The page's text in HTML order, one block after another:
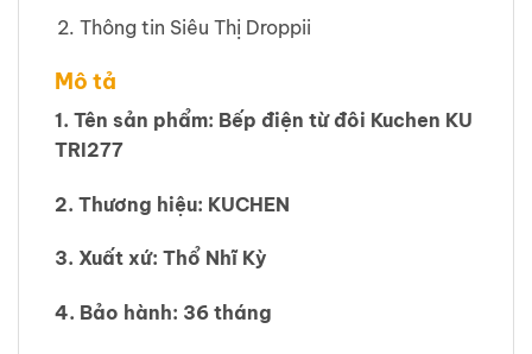
Thông tin Siêu Thị Droppii
Mô tả
1. Tên sản phẩm: Bếp điện từ đôi Kuchen KU
TRI277
2. Thương hiệu: KUCHEN
3. Xuất xứ: Thổ Nhĩ Kỳ
4. Bảo hành: 36 tháng